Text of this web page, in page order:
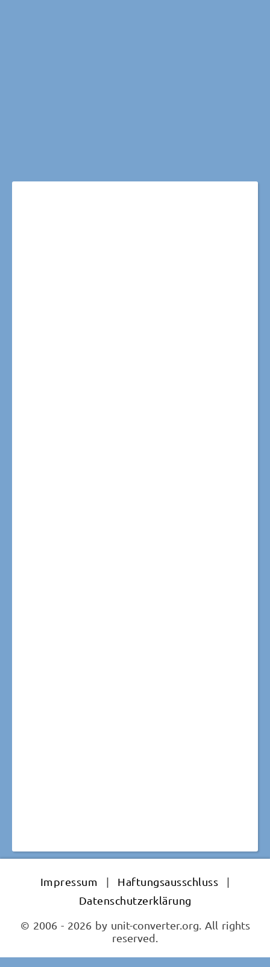
Impressum | Haftungsausschluss
|
Datenschutzerklärung
© 2006 - 2026 by unit-converter.org. All rights
reserved.